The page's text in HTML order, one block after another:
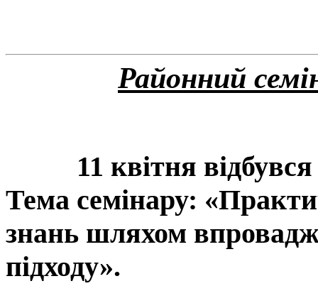
Районний
11 квітня
Тема семінару:
знань шляхом
підходу».